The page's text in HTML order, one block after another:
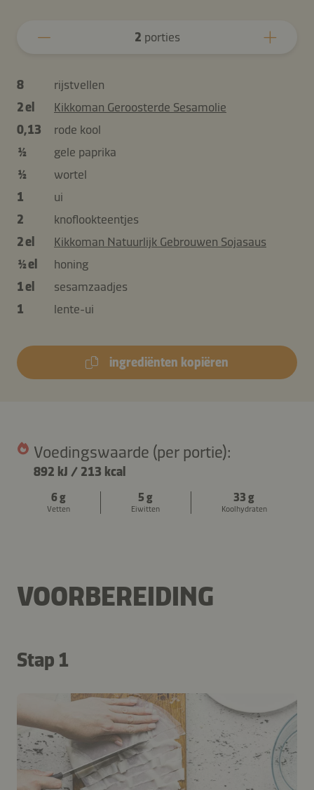
2 porties
8
rijstvellen
2 el
Kikkoman Geroosterde Sesamolie
0,13
rode kool
½
gele paprika
½
wortel
1
ui
2
knoflookteentjes
2 el
Kikkoman Natuurlijk Gebrouwen Sojasaus
½ el
honing
1 el
sesamzaadjes
1
lente-ui
ingrediënten kopiëren
Voedingswaarde (per portie):
892 kJ / 213 kcal
6 g
Vetten
5 g
Eiwitten
33 g
Koolhydraten
VOORBEREIDING
Stap 1